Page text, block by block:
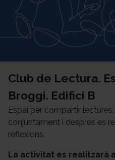
Club de Lectura.
Broggi. Edifici B
Espai per compartir
conjuntament i després es
reflexions.
La activitat es realitzarà